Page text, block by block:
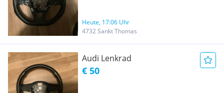
Heute, 17:06 Uhr
4732 Sankt Thomas
Audi Lenkrad
€ 50